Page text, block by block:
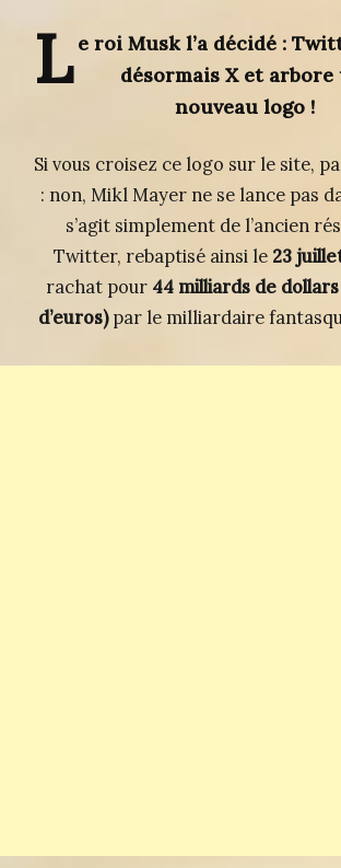
L e roi Musk l’a décidé :
désormais X et
nouveau logo !
Si vous croisez ce logo sur le site,
: non, Mikl Mayer ne se lance pas
s’agit simplement de l’ancien
Twitter, rebaptisé ainsi le 23
rachat pour 44 milliards de
d’euros)par le milliardaire